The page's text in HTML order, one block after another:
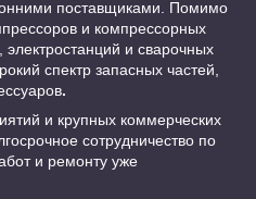
поставщиками. Помимо
и компрессорных
электростанций и сварочных
спектр запасных частей,
.
и крупных коммерческих
сотрудничество по
и ремонту уже